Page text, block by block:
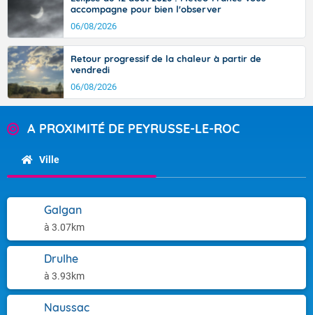
accompagne pour bien l'observer
06/08/2026
Retour progressif de la chaleur à partir de
vendredi
06/08/2026
A PROXIMITÉ DE PEYRUSSE-LE-ROC
Ville
Galgan
à 3.07km
Drulhe
à 3.93km
Naussac